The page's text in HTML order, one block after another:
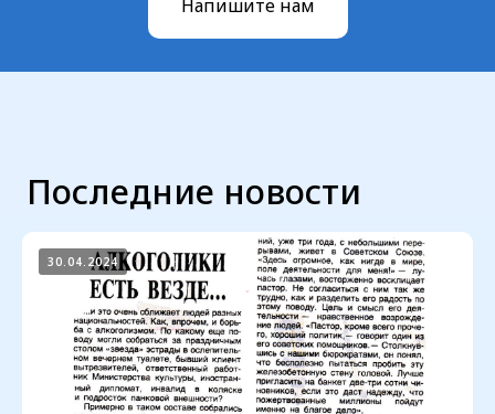
Напишите нам
30.04.2024